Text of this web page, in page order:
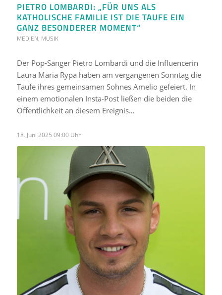
PIETRO LOMBARDI: „FÜR UNS ALS
KATHOLISCHE FAMILIE IST DIE TAUFE EIN
GANZ BESONDERER MOMENT“
MEDIEN, MUSIK
Der Pop-Sänger Pietro Lombardi und die Influencerin
Laura Maria Rypa haben am vergangenen Sonntag die
Taufe ihres gemeinsamen Sohnes Amelio gefeiert. In
einem emotionalen Insta-Post ließen die beiden die
Öffentlichkeit an diesem Ereignis…
18. Juni 2025 09:00 Uhr